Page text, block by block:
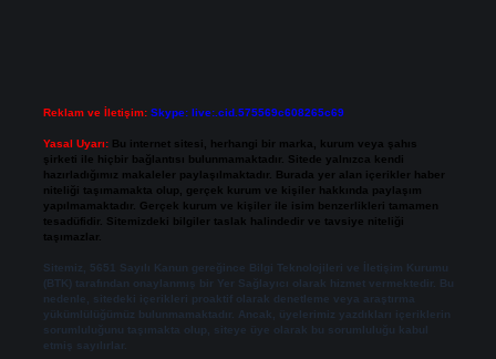
Reklam ve İletişim: Skype: live:.cid.575569c608265c69
Yasal Uyarı: Bu internet sitesi, herhangi bir marka, kurum veya şahıs
şirketi ile hiçbir bağlantısı bulunmamaktadır. Sitede yalnızca kendi
hazırladığımız makaleler paylaşılmaktadır. Burada yer alan içerikler haber
niteliği taşımamakta olup, gerçek kurum ve kişiler hakkında paylaşım
yapılmamaktadır. Gerçek kurum ve kişiler ile isim benzerlikleri tamamen
tesadüfidir. Sitemizdeki bilgiler taslak halindedir ve tavsiye niteliği
taşımazlar.
Sitemiz, 5651 Sayılı Kanun gereğince Bilgi Teknolojileri ve İletişim Kurumu
(BTK) tarafından onaylanmış bir Yer Sağlayıcı olarak hizmet vermektedir. Bu
nedenle, sitedeki içerikleri proaktif olarak denetleme veya araştırma
yükümlülüğümüz bulunmamaktadır. Ancak, üyelerimiz yazdıkları içeriklerin
sorumluluğunu taşımakta olup, siteye üye olarak bu sorumluluğu kabul
etmiş sayılırlar.